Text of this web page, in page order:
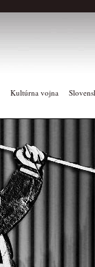
Kultúrna vojna